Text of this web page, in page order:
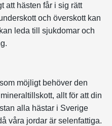
att hästen får i sig rätt
och överskott kan
leda till sjukdomar och
möjligt behöver den
allt för att din
alla hästar i Sverige
våra jordar är selenfattiga.